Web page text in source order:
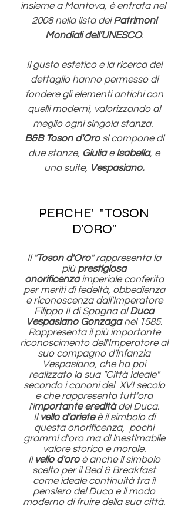
insieme a Mantova, è entrata nel
2008 nella lista deiPatrimoni
Mondiali dell'UNESCO.
Il gusto estetico e la ricerca del
dettaglio hanno permesso di
fondere gli elementi antichi con
quelli moderni, valorizzando al
meglio ogni singola stanza.
B&B Toson d'Oro si compone di
due stanze, GiuliaeIsabella, e
una suite, Vespasiano.
PERCHE' "TOSON
D'ORO"
Il "Toson d'Oro" rappresenta la
più prestigiosa
onorificenzaimperiale conferita
per meriti di fedeltà, obbedienza
e riconoscenza dall'Imperatore
Filippo II di Spagna alDuca
Vespasiano Gonzaganel 1585.
Rappresenta il più importante
riconoscimento dell'Imperatore al
suo compagno d'infanzia
Vespasiano, che ha poi
realizzato la sua "Città Ideale"
secondo i canoni del XVI secolo
e che rappresenta tutt'ora
l'importante ereditàdel Duca.
Ilvello d'arieteè il simbolo di
questa onorificenza, pochi
grammi d'oro ma di inestimabile
valore storico e morale.
Ilvello d'oroè anche il simbolo
scelto per il Bed & Breakfast
come ideale continuità tra il
pensiero del Duca e il modo
moderno di fruire della sua città.